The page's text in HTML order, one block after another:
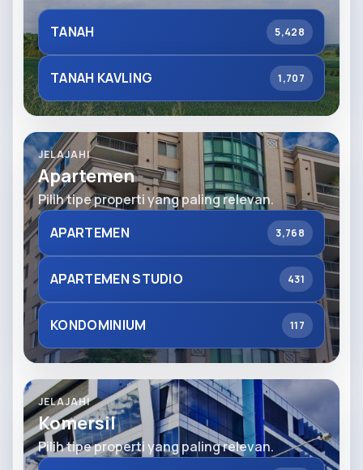
TANAH 5,428
TANAH KAVLING 1,707
JELAJAHI
Apartemen
Pilih tipe properti yang paling relevan.
APARTEMEN
3,768
APARTEMEN STUDIO 431
KONDOMINIUM 117
JELAJAHI
Komersil
Pilih tipe properti yang paling relevan.